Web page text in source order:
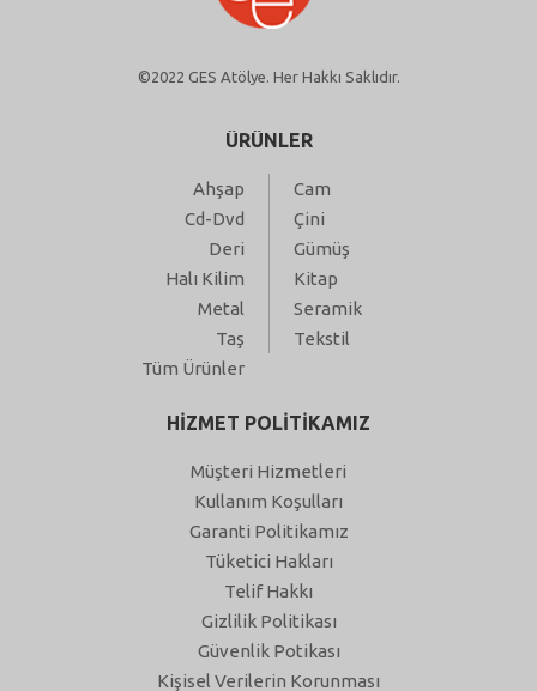
©2022 GES Atölye. Her Hakkı Saklıdır.
ÜRÜNLER
Ahşap
Cam
Cd-Dvd
Çini
Deri
Gümüş
Halı Kilim
Kitap
Metal
Seramik
Taş
Tekstil
Tüm Ürünler
HİZMET POLİTİKAMIZ
Müşteri Hizmetleri
Kullanım Koşulları
Garanti Politikamız
Tüketici Hakları
Telif Hakkı
Gizlilik Politikası
Güvenlik Potikası
Kişisel Verilerin Korunması